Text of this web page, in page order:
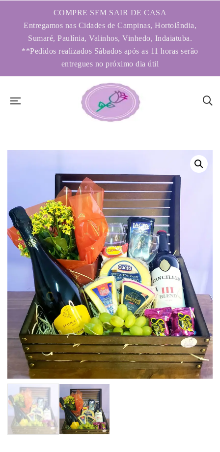
COMPRE SEM SAIR DE CASA
Entregamos nas Cidades de Campinas, Hortolândia,
Sumaré, Paulínia, Valinhos, Vinhedo, Indaiatuba.
**Pedidos realizados Sábados após as 11 horas serão
entregues no próximo dia útil